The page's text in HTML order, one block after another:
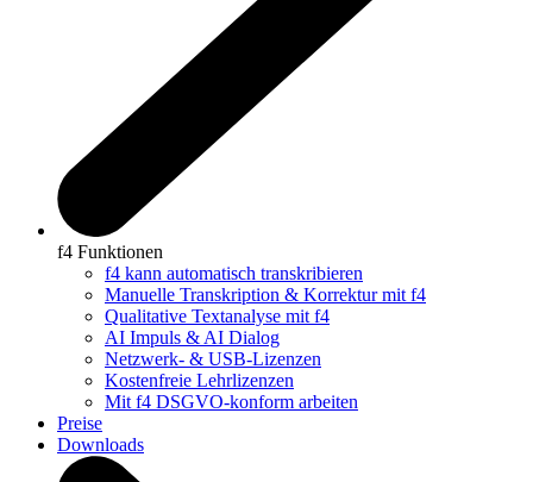
f4 Funktionen
f4 kann automatisch transkribieren
Manuelle Transkription & Korrektur mit f4
Qualitative Textanalyse mit f4
AI Impuls & AI Dialog
Netzwerk- & USB-Lizenzen
Kostenfreie Lehrlizenzen
Mit f4 DSGVO-konform arbeiten
Preise
Downloads